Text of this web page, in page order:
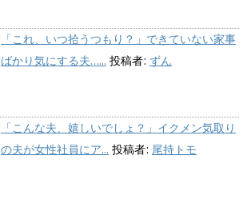
「これ、いつ拾うつもり？」できていない家事
ばかり気にする夫…... 投稿者: ずん
「こんな夫、嬉しいでしょ？」イクメン気取り
の夫が女性社員にア... 投稿者: 尾持トモ